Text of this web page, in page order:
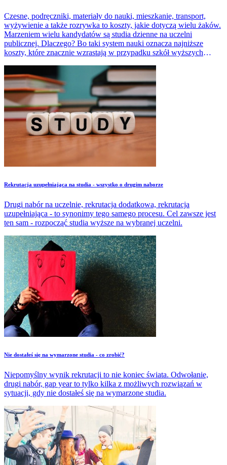
Czesne, podręczniki, materiały do nauki, mieszkanie, transport,
wyżywienie a także rozrywka to koszty, jakie dotyczą wielu żaków.
Marzeniem wielu kandydatów są studia dzienne na uczelni
publicznej. Dlaczego? Bo taki system nauki oznacza najniższe
koszty, które znacznie wzrastają w przypadku szkół wyższych
studenci, aby zyskać dyplom licencjata lub magistra?
Rekrutacja uzupełniająca na studia - wszystko o drugim naborze
Drugi nabór na uczelnie, rekrutacja dodatkowa, rekrutacja
uzupełniająca - to synonimy tego samego procesu. Cel zawsze jest
ten sam - rozpocząć studia wyższe na wybranej uczelni.
Nie dostałeś się na wymarzone studia - co zrobić?
Niepomyślny wynik rekrutacji to nie koniec świata. Odwołanie,
drugi nabór, gap year to tylko kilka z możliwych rozwiązań w
sytuacji, gdy nie dostałeś się na wymarzone studia.